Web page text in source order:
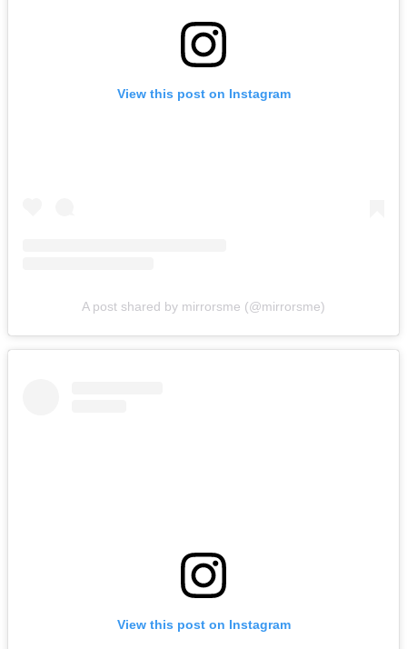
View this post on Instagram
A post shared by mirrorsme (@mirrorsme)
View this post on Instagram